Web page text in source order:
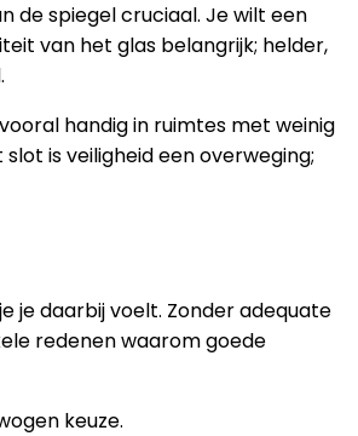
de spiegel cruciaal. Je wilt een
van het glas belangrijk; helder,
handig in ruimtes met weinig
is veiligheid een overweging;
je daarbij voelt. Zonder adequate
redenen waarom goede
keuze.